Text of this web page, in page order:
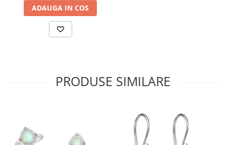
ADAUGA IN COS
PRODUSE SIMILARE